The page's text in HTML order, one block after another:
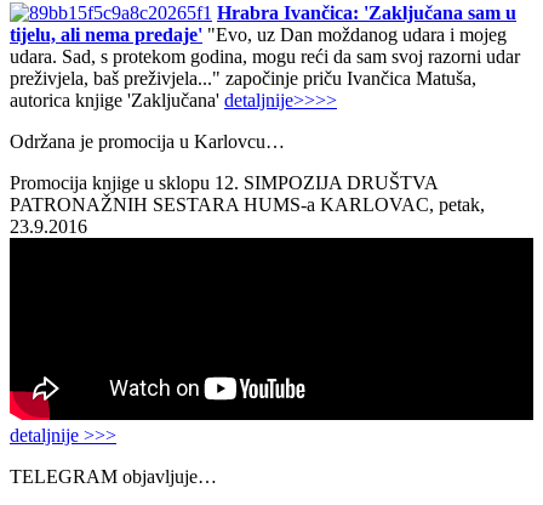
Hrabra Ivančica: 'Zaključana sam u
tijelu, ali nema predaje' "Evo, uz Dan moždanog udara i mojeg
udara. Sad, s protekom godina, mogu reći da sam svoj razorni udar
preživjela, baš preživjela..." započinje priču Ivančica Matuša,
autorica knjige 'Zaključana' detaljnije>>>>
Održana je promocija u Karlovcu…
Promocija knjige u sklopu 12. SIMPOZIJA DRUŠTVA
PATRONAŽNIH SESTARA HUMS-a KARLOVAC, petak,
23.9.2016
detaljnije >>>
TELEGRAM objavljuje…